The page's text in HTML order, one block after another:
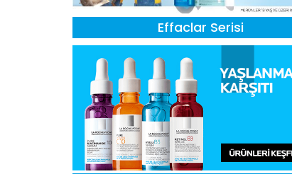
Effaclar Serisi